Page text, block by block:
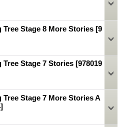
Stage 8 More Stories [9
Stage 7 Stories [978019
Stage 7 More Stories A
]